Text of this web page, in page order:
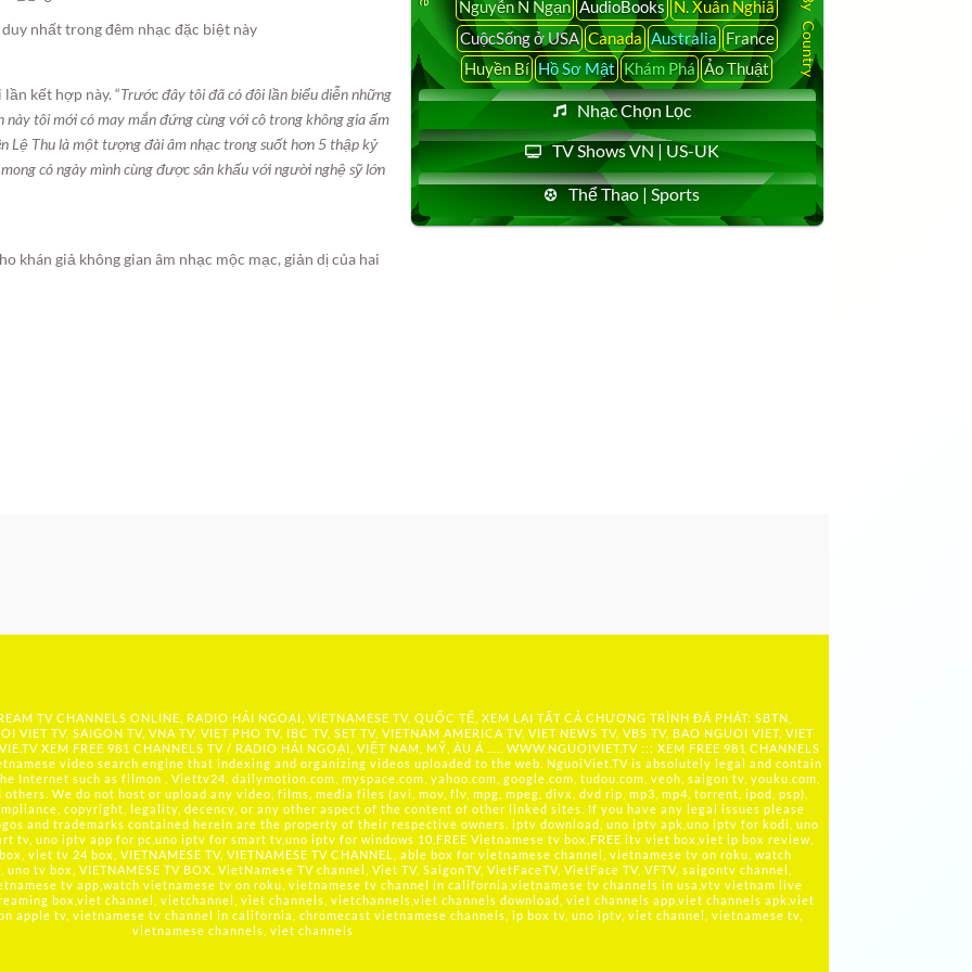
nhất trong đêm nhạc đặc biệt này
kết hợp này. “Trước đây tôi đã có đôi lần biểu diễn những
tôi mới có may mắn đứng cùng với cô trong không gia ấm
Lệ Thu là một tượng đài âm nhạc trong suốt hơn 5 thập kỷ
có ngày mình cùng được sân khấu với người nghệ sỹ lớn
khán giả không gian âm nhạc mộc mạc, giản dị của hai
Nguyễn N Ngạn AudioBooks N. Xuân Nghiã
CuộcSống ở USA Canada Australia France
Huyền Bí Hồ Sơ Mật Khám Phá Ảo Thuật
Nhạc Chọn Lọc
TV Shows VN | US-UK
Thể Thao | Sports
TV CHANNELS ONLINE, RADIO HẢI NGOẠI, VIETNAMESE TV, QUỐC TẾ, XEM LẠI TẤT CẢ CHƯƠNG TRÌNH ĐÃ PHÁT: SBTN,
VIET TV, SAIGON TV, VNA TV, VIET PHO TV, IBC TV, SET TV, VIETNAM AMERICA TV, VIET NEWS TV, VBS TV, BAO NGUOI VIET, VIET
XEM FREE 981 CHANNELS TV / RADIO HẢI NGOẠI, VIỆT NAM, MỸ, ÂU Á ….. WWW.NGUOIVIET.TV ::: XEM FREE 981 CHANNELS
video search engine that indexing and organizing videos uploaded to the web. NguoiViet.TV is absolutely legal and contain
Internet such as filmon , Viettv24, dailymotion.com, myspace.com, yahoo.com, google.com, tudou.com, veoh, saigon tv, youku.com,
others. We do not host or upload any video, films, media files (avi, mov, flv, mpg, mpeg, divx, dvd rip, mp3, mp4, torrent, ipod, psp),
copyright, legality, decency, or any other aspect of the content of other linked sites. If you have any legal issues please
and trademarks contained herein are the property of their respective owners. iptv download, uno iptv apk,uno iptv for kodi, uno
tv, uno iptv app for pc,uno iptv for smart tv,uno iptv for windows 10,FREE Vietnamese tv box,FREE itv viet box,viet ip box review,
viet tv 24 box, VIETNAMESE TV, VIETNAMESE TV CHANNEL, able box for vietnamese channel, vietnamese tv on roku, watch
tv box, VIETNAMESE TV BOX, VietNamese TV channel, Viet TV, SaigonTV, VietFaceTV, VietFace TV, VFTV, saigontv channel,
tv app,watch vietnamese tv on roku, vietnamese tv channel in california,vietnamese tv channels in usa,vtv vietnam live
box,viet channel, vietchannel, viet channels, vietchannels,viet channels download, viet channels app,viet channels apk,viet
apple tv, vietnamese tv channel in california, chromecast vietnamese channels, ip box tv, uno iptv, viet channel, vietnamese tv,
vietnamese channels, viet channels